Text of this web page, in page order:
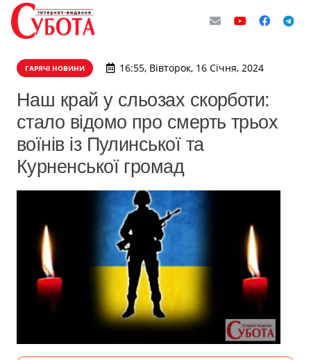
ГАРЯЧІ НОВИНИ 16:55, Вівторок, 16 Січня, 2024
Наш край у сльозах скорботи:
стало відомо про смерть трьох
воїнів із Пулинської та
Курненської громад